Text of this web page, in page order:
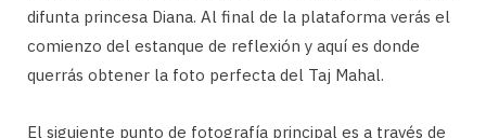
difunta princesa Diana. Al final de la plataforma verás el
comienzo del estanque de reflexión y aquí es donde
querrás obtener la foto perfecta del Taj Mahal.
El siguiente punto de fotografía principal es a través de